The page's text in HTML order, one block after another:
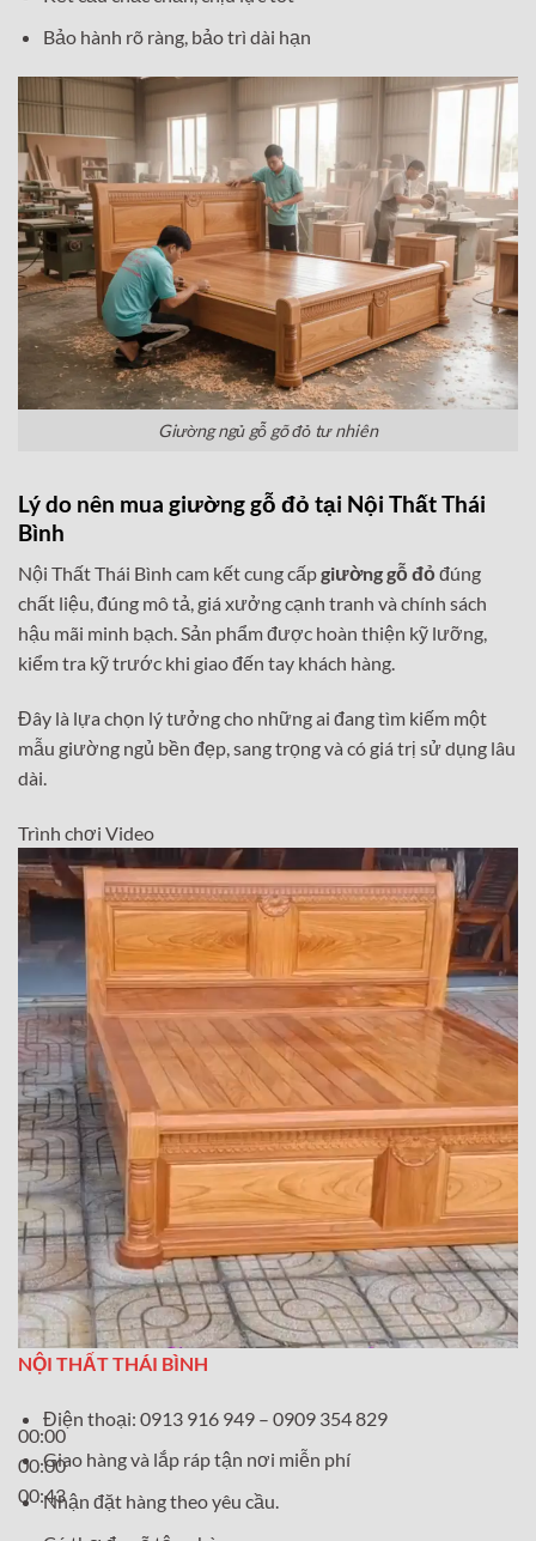
Bảo hành rõ ràng, bảo trì dài hạn
Giường ngủ gỗ gõ đỏ tư nhiên
Lý do nên mua giường gỗ đỏ tại Nội Thất Thái
Bình
Nội Thất Thái Bình cam kết cung cấpgiường gỗ đỏ đúng
chất liệu, đúng mô tả, giá xưởng cạnh tranh và chính sách
hậu mãi minh bạch. Sản phẩm được hoàn thiện kỹ lưỡng,
kiểm tra kỹ trước khi giao đến tay khách hàng.
Đây là lựa chọn lý tưởng cho những ai đang tìm kiếm một
mẫu giường ngủ bền đẹp, sang trọng và có giá trị sử dụng lâu
dài.
Trình chơi Video
00:00
00:00
00:43
NỘI THẤT THÁI BÌNH
Điện thoại: 0913 916 949 – 0909 354 829
Giao hàng và lắp ráp tận nơi miễn phí
Nhận đặt hàng theo yêu cầu.